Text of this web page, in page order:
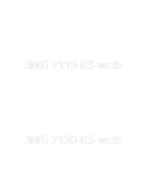
IMG 7119-KS-web
IMG 7130-KS-web